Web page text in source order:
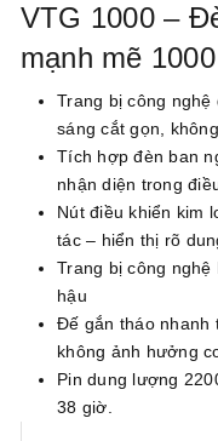
VTG 1000 –
mạnh mẽ
Trang bị công
sáng cắt gọn,
Tích hợp đèn ban
nhận diện trong
Nút điều khiển kim
tác – hiển thị rõ
Trang bị công nghệ
hậu
Đế gắn tháo nhanh
không ảnh hưởng
Pin dung lượng
38 giờ.